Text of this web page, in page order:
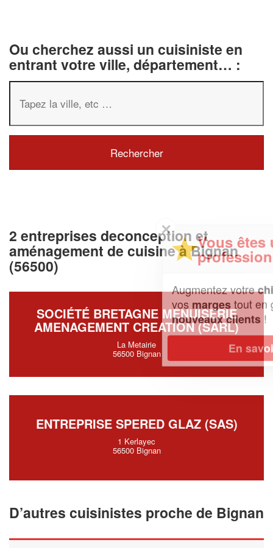
Ou cherchez aussi un cuisiniste en
entrant votre ville, département… :
2 entreprises deconception et
aménagement de cuisine à Bignan
(56500)
SOCIÉTÉ BRETAGNE MENUISERIE
AMENAGEMENT CREATION (SARL)
La Metairie
56500 Bignan
ENTREPRISE SPERED GLAZ (SAS)
1 Kerlayec
56500 Bignan
D’autres cuisinistes proche de Bignan
✕
Vous êtes un
professionnel ?
Augmentez votrechiffre d'affaireset
vos
tout en gagnant de
nouveaux clients!
En savoir plus